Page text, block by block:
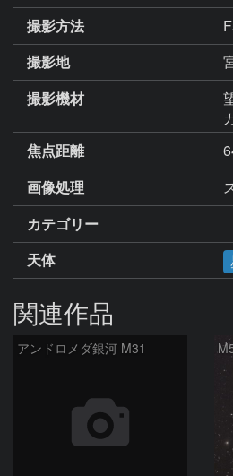
撮影方法
撮影地
撮影機材
焦点距離
画像処理
カテゴリー
天体
関連作品
アンドロメダ銀河 M31